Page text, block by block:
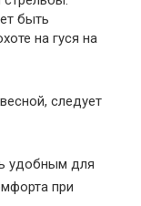
быть
на гуся на
следует
удобным для
при